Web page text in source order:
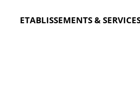
ETABLISSEMENTS &